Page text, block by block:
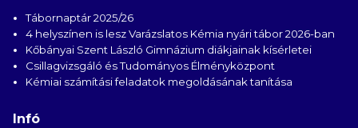
Tábornaptár 2025/26
4 helyszínen is lesz Varázslatos Kémia nyári tábor 2026-ban
Kőbányai Szent László Gimnázium diákjainak kísérletei
Csillagvizsgáló és Tudományos Élményközpont
Kémiai számítási feladatok megoldásának tanítása
Infó